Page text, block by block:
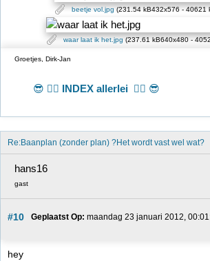
beetje vol.jpg(231.54 kB432x576 - 40621
waar laat ik het.jpg (237.61 kB640x480 -
Groetjes, Dirk-Jan
😎 👉🏻 INDEX allerlei 👈🏻 😎
Re:Baanplan (zonder plan) ?Het wordt vast wel wat?
hans16
gast
#10 Geplaatst Op: maandag 23 januari 2012,
hey